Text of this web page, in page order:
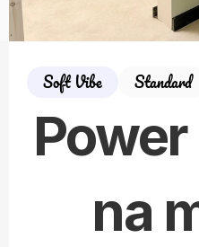
Soft Vibe Standard
na